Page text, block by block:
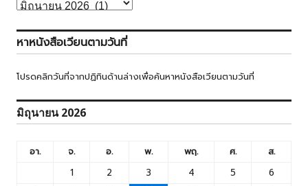
เก็บ
หาหนังสือเวียนตามวันที่
โปรดคลิกวันที่จากปฏิทินด้านล่างเพื่อค้นหาหนังสือเวียนตามวันที่
มิถุนายน 2026
อา. จ. อ. พ. พฤ. ศ.
ส.
1
2 3 4 5
6